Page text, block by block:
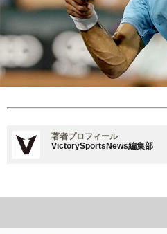
著者プロフィール
VictorySportsNews編集部